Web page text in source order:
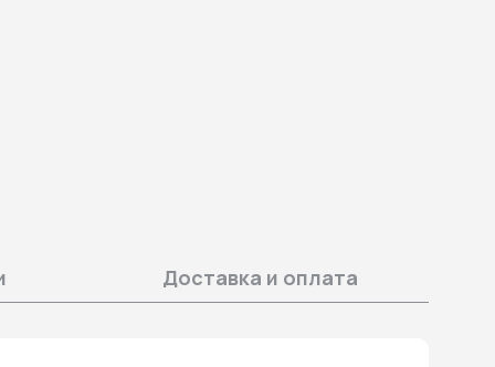
Доставка и оплата